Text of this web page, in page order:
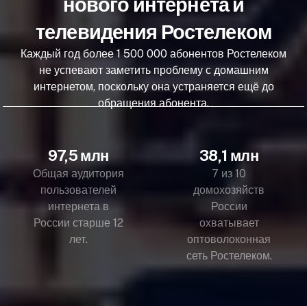
телевидения Ростелеком
Каждый год более 1 500 000 абонентов Ростелеком
не успевают заметить проблему с домашним
интернетом, поскольку она устраняется ещё до
обращения абонента.
97,5 млн
Общая аудитория
пользователей
интернета в
России старше 12
лет.
38,1 млн
7 из 10
домохозяйств
России
охватывает
оптоволоконная
сеть Ростелеком.